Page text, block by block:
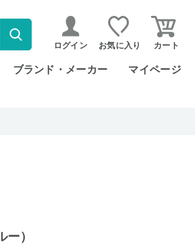
ログイン お気に入り カート
ブランド・メーカー マイページ
）